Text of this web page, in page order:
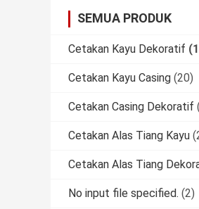
SEMUA PRODUK
Cetakan Kayu Dekoratif
Cetakan Kayu Casing (20)
Cetakan Casing Dekoratif
Cetakan Alas Tiang Kayu
Cetakan Alas Tiang
No input file specified. (2)